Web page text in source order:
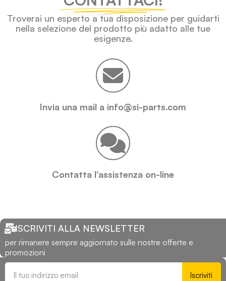
Troverai un esperto a tua disposizione per guidarti
nella selezione del prodotto più adatto alle tue
esigenze.
Invia una mail a info@si-parts.com
Contatta l'assistenza on-line
ISCRIVITI ALLA NEWSLETTER
per rimanere sempre aggiornato sulle nostre offerte e
promozioni
Iscriviti